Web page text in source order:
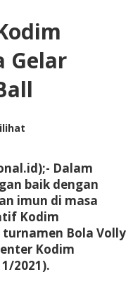
Gelar
Dalam
baik dengan
imun di masa
Kodim
Bola Volly
Kodim
2021).